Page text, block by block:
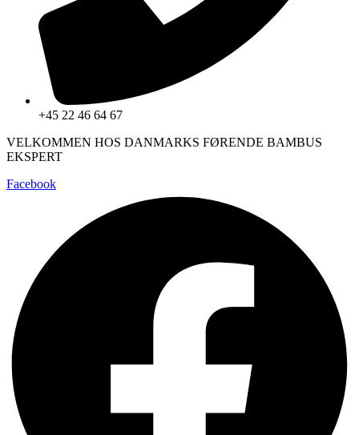
+45 22 46 64 67
VELKOMMEN HOS DANMARKS FØRENDE BAMBUS
EKSPERT
Facebook